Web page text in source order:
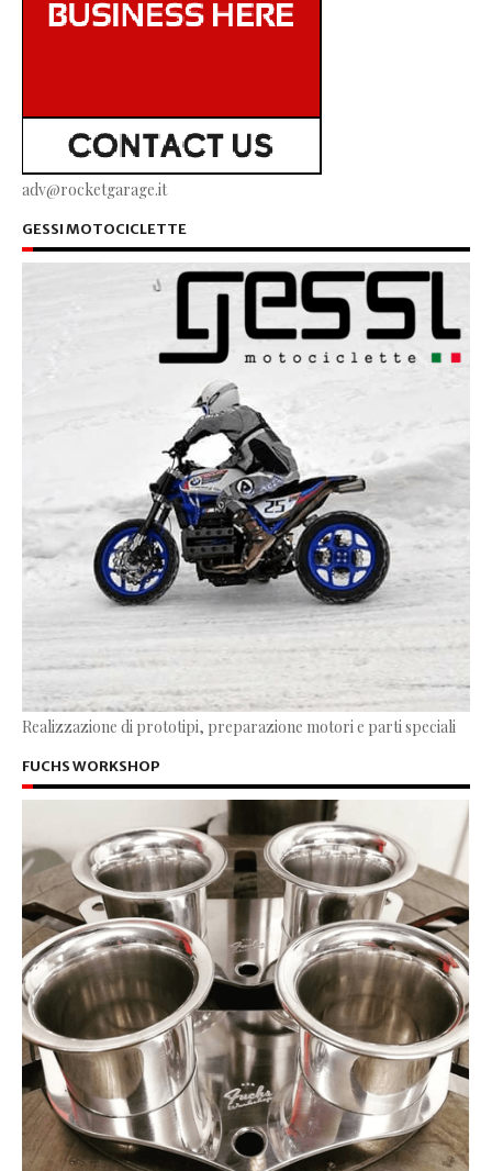
adv@rocketgarage.it
GESSI MOTOCICLETTE
Realizzazione di prototipi, preparazione motori e parti speciali
FUCHS WORKSHOP